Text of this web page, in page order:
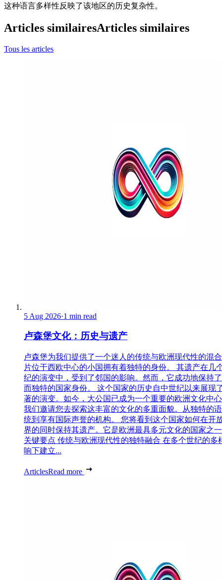
这种语言多样性反映了该地区的历史复杂性。
Articles similairesArticles similaires
Tous les articles
5 Aug 2026·1 min read
卢森堡文化：历史与遗产
卢森堡为我们提供了一个迷人的传统与欧洲现代性的混
片位于西欧中心的小国拥有着独特的身份。 其遗产在几
纪的演变中，受到了邻国的影响。然而，它成功地保持
而独特的国家身份。 这个国家的历史自中世纪以来展现
著的演变。如今，大公国已成为一个重要的欧洲文化中
我们邀请您去探索这丰富的文化的多重面貌。从独特的
统到享有国际声誉的机构。 您将看到这个国家如何在开
界的同时保持其遗产。它是欧洲最具多元文化的国家之
关键要点 传统与欧洲现代性的独特融合 在多个世纪的多
响下建立...
ArticlesRead more